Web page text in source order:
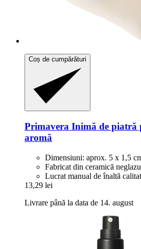
Coș de cumpărături
Primavera Inimă de piatră
aromă
Dimensiuni: aprox. 5 x 1,5
Fabricat din ceramică
Lucrat manual de înaltă
13,29 lei
Livrare până la data de 14. august